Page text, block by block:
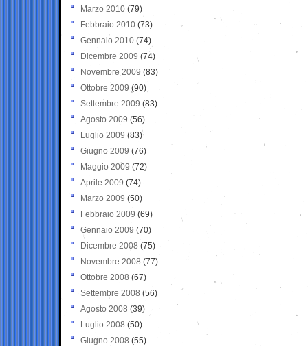
Marzo 2010 (79)
Febbraio 2010 (73)
Gennaio 2010 (74)
Dicembre 2009 (74)
Novembre 2009 (83)
Ottobre 2009 (90)
Settembre 2009 (83)
Agosto 2009 (56)
Luglio 2009 (83)
Giugno 2009 (76)
Maggio 2009 (72)
Aprile 2009 (74)
Marzo 2009 (50)
Febbraio 2009 (69)
Gennaio 2009 (70)
Dicembre 2008 (75)
Novembre 2008 (77)
Ottobre 2008 (67)
Settembre 2008 (56)
Agosto 2008 (39)
Luglio 2008 (50)
Giugno 2008 (55)